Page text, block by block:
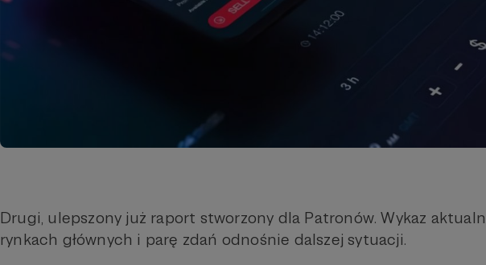
Drugi, ulepszony już raport stworzony dla Patronów. Wykaz
rynkach głównych i parę zdań odnośnie dalszej sytuacji.